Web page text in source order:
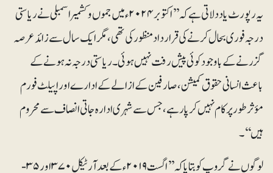
یہ رپورٹ یاد دلاتی ہے کہ ’’اکتوبر ۲۰۲۴ء میں جموں و کشمیر اسمبلی نے ریاستی
درجہ فوری بحال کرنے کی قرارداد منظور کی تھی، مگر ایک سال سے زائد عرصہ
گزرنے کے باوجود کوئی پیش رفت نہیں ہوئی۔ ریاستی درجہ نہ ہونے کے
باعث انسانی حقوق کمیشن، صارفین کے ازالے کے ادارے اور اپیلٹ فورم
مؤثر طور پر کام نہیں کر پا رہے، جس سے شہری ادارہ جاتی انصاف سے محروم
ہیں‘‘۔
لوگوں نے گروپ کو بتایا کہ ’’اگست ۲۰۱۹ء کے بعد آرٹیکل ۳۷۰ اور ۳۵-